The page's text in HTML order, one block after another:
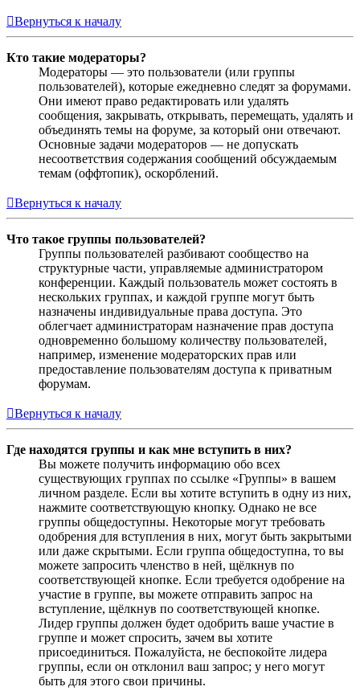
Вернуться к началу
Кто такие модераторы?
Модераторы — это пользователи (или группы
пользователей), которые ежедневно следят за форумами.
Они имеют право редактировать или удалять
сообщения, закрывать, открывать, перемещать, удалять и
объединять темы на форуме, за который они отвечают.
Основные задачи модераторов — не допускать
несоответствия содержания сообщений обсуждаемым
темам (оффтопик), оскорблений.
Вернуться к началу
Что такое группы пользователей?
Группы пользователей разбивают сообщество на
структурные части, управляемые администратором
конференции. Каждый пользователь может состоять в
нескольких группах, и каждой группе могут быть
назначены индивидуальные права доступа. Это
облегчает администраторам назначение прав доступа
одновременно большому количеству пользователей,
например, изменение модераторских прав или
предоставление пользователям доступа к приватным
форумам.
Вернуться к началу
Где находятся группы и как мне вступить в них?
Вы можете получить информацию обо всех
существующих группах по ссылке «Группы» в вашем
личном разделе. Если вы хотите вступить в одну из них,
нажмите соответствующую кнопку. Однако не все
группы общедоступны. Некоторые могут требовать
одобрения для вступления в них, могут быть закрытыми
или даже скрытыми. Если группа общедоступна, то вы
можете запросить членство в ней, щёлкнув по
соответствующей кнопке. Если требуется одобрение на
участие в группе, вы можете отправить запрос на
вступление, щёлкнув по соответствующей кнопке.
Лидер группы должен будет одобрить ваше участие в
группе и может спросить, зачем вы хотите
присоединиться. Пожалуйста, не беспокойте лидера
группы, если он отклонил ваш запрос; у него могут
быть для этого свои причины.